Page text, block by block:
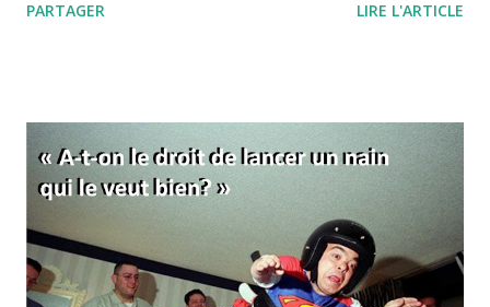
donner les moyens" ? Pourquoi, quand on veut, on ne peut
"vraiment" ! Comme si c'était une simple question de
volonté… C’est aussi une manière de vous dire que si vous
fournissiez des efforts, eh bien ils s’avèreraient payants.
C’est donc comme si, de la volonté, découlaient forcément
les efforts, et des efforts les résultats. En fait, derrière
cette formule, se cache l’idée que le travail paie
PARTAGER LIRE L'ARTICLE